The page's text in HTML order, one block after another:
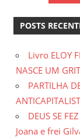
POSTS
Livro ELOY
NASCE UM
PARTILHA
DEUS SE
Joana e frei